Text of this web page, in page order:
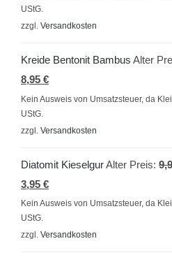
UStG.
zzgl. Versandkosten
Kreide Bentonit Bambus Alter
8,95 €Aktueller
Preis
8,95 €.
Kein Ausweis von Umsatzsteuer, da
UStG.
zzgl. Versandkosten
Diatomit KieselgurAlter Preis:
3,95 €Aktueller
Preis
Kein Ausweis von Umsatzsteuer, da
UStG.
zzgl. Versandkosten